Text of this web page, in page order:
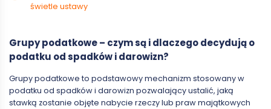
świetle ustawy
Grupy podatkowe – czym są i dlaczego decydują o
podatku od spadków i darowizn?
Grupy podatkowe to podstawowy mechanizm stosowany w
podatku od spadków i darowizn pozwalający ustalić, jaką
stawką zostanie objęte nabycie rzeczy lub praw majątkowych